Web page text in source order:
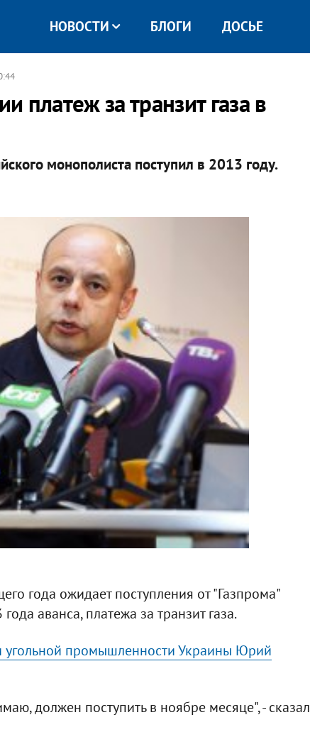
НОВОСТИ БЛОГИ ДОСЬЕ
платеж за транзит газа в
монополиста поступил в 2013 году.
года ожидает поступления от "Газпрома"
аванса, платежа за транзит газа.
угольной промышленности Украины Юрий
должен поступить в ноябре месяце", - сказал